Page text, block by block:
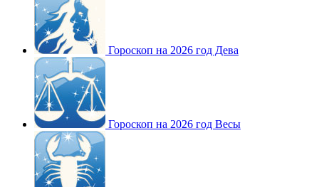
Гороскоп на 2026 год Дева
Гороскоп на 2026 год Весы